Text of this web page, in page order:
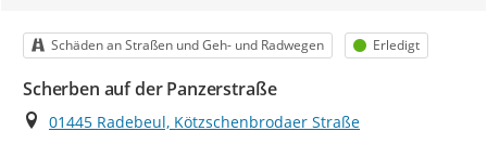
Kategorie
Schäden an Straßen und Geh- und Radwegen Status
Erledigt
Scherben auf der Panzerstraße
Ort
01445 Radebeul, Kötzschenbrodaer Straße